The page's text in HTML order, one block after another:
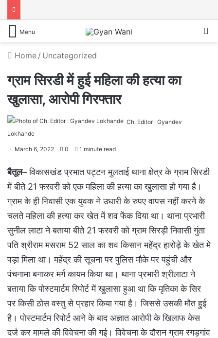
Menu
Home / Uncategorized
ग्राम सिरडी में हुई महिला की हत्या का
खुलासा, आरोपी गिरफ्तार
Ch. Editor : Gyandev
Lokhande
March 6, 2022 0 1 minute read
बैतूल– विकासखंड प्रभात पट्टन मुलताई थाना क्षेत्र के ग्राम सिरडी
में बीते 21 फरवरी को एक महिला की हत्या का खुलासा हो गया है।
ग्राम के ही निवासी एक युवक ने उधारी के रुपए वापस नहीं करने के
चलते महिला की हत्या कर खेत में शव फेंक दिया था। थाना प्रभारी
सुनील लाटा ने बताया बीते 21 फरवरी को ग्राम सिरड़ी निवासी गुंता
पति श्रीराम मसराम 52 साल का शव किसान महेंद्र हारोड़े के खेत मे
पड़ा मिला था। महेंद्र की सूचना पर पुलिस मौके पर पहुंची और
पंचनामा बनाकर मर्ग कायम किया था। थाना प्रभारी श्रीलाटा ने
बताया कि पोस्टमार्टम रिपोर्ट में खुलासा हुआ था कि मृतिका के सिर
पर किसी ठोस वस्तु से प्रहार किया गया है। जिससे उसकी मौत हुई
है। पोस्टमार्टम रिपोर्ट आने के बाद अज्ञात आरोपी के खिलाफ केस
दर्ज कर मामले की विवेचना की गई। विवेचना के दौरान ग्राम रगड़गांव